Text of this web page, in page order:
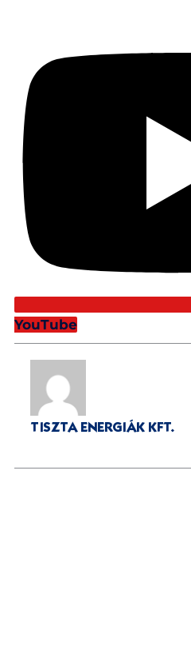
YouTube
TISZTA ENERGIÁK KFT.